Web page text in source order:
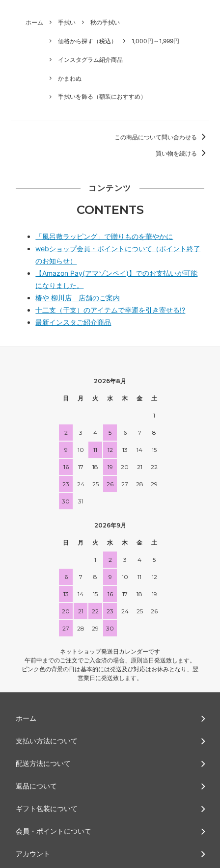
ホーム 手拭い 秋の手拭い
価格から探す（税込） 1,000円～1,999円
インスタグラム紹介商品
かまわぬ
手拭いを飾る（額装におすすめ）
この商品について問い合わせる
買い物を続ける
コンテンツ
CONTENTS
「風呂敷ラッピング」で贈りものを華やかに
webショップ会員・ポイントについて（ポイント終了
のお知らせ）
【Amazon Pay(アマゾンペイ)】でのお支払いが可能
になりました。
椿や 柳川店 店舗のご案内
十二支（干支）のアイテムで幸運を引き寄せる!?
最新インスタご紹介商品
2026年8月
日 月 火 水 木 金 土
1
2 3 4 5 6 7 8
9 10 11 12 13 14 15
16 17 18 19 20 21 22
23 24 25 26 27 28 29
30 31
2026年9月
日 月 火 水 木 金 土
1 2 3 4 5
6 7 8 9 10 11 12
13 14 15 16 17 18 19
20 21 22 23 24 25 26
27 28 29 30
ネットショップ発送日カレンダーです
午前中までのご注文でご入金済の場合、原則当日発送致します。
ピンク色の背景の日は基本的には発送及び対応はお休みとなり、翌
営業日に発送致します。
ホーム
支払い方法について
配送方法について
返品について
ギフト包装について
会員・ポイントについて
アカウント